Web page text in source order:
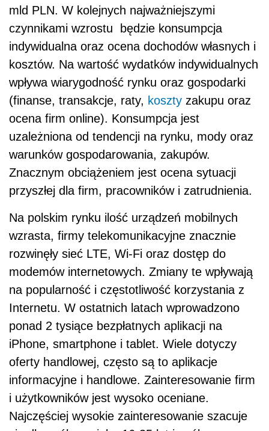
mld PLN. W kolejnych najważniejszymi
czynnikami wzrostu będzie konsumpcja
indywidualna oraz ocena dochodów własnych i
kosztów. Na wartość wydatków indywidualnych
wpływa wiarygodność rynku oraz gospodarki
(finanse, transakcje, raty, koszty zakupu oraz
ocena firm online). Konsumpcja jest
uzależniona od tendencji na rynku, mody oraz
warunków gospodarowania, zakupów.
Znacznym obciążeniem jest ocena sytuacji
przyszłej dla firm, pracowników i zatrudnienia.
Na polskim rynku ilość urządzeń mobilnych
wzrasta, firmy telekomunikacyjne znacznie
rozwinęły sieć LTE, Wi-Fi oraz dostęp do
modemów internetowych. Zmiany te wpływają
na popularność i częstotliwość korzystania z
Internetu. W ostatnich latach wprowadzono
ponad 2 tysiące bezpłatnych aplikacji na
iPhone, smartphone i tablet. Wiele dotyczy
oferty handlowej, często są to aplikacje
informacyjne i handlowe. Zainteresowanie firm
i użytkowników jest wysoko oceniane.
Najczęściej wysokie zainteresowanie szacuje